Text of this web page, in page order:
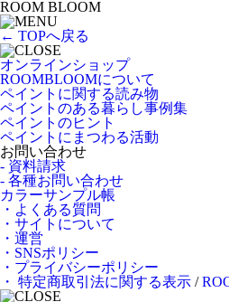
ROOM BLOOM
← TOPへ戻る
オンラインショップ
ROOMBLOOMについて
ペイントに関する読み物
ペイントのある暮らし事例集
ペイントのヒント
ペイントにまつわる活動
お問い合わせ
- 資料請求
- 各種お問い合わせ
カラーサンプル帳
・よくある質問
・サイトについて
・運営
・SNSポリシー
・プライバシーポリシー
・ 特定商取引法に関する表示 /